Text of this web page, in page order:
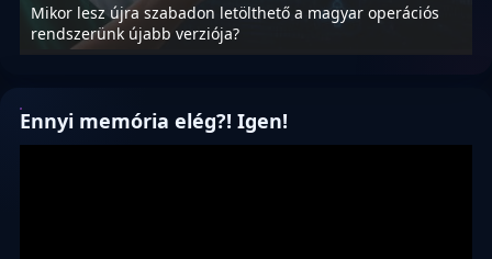
Mikor lesz újra szabadon letölthető a magyar operációs
rendszerünk újabb verziója?
Ennyi memória elég?! Igen!